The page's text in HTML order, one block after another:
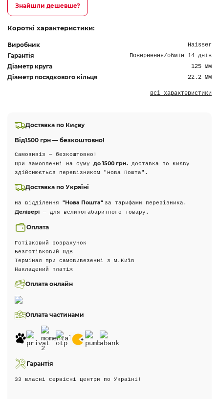
Знайшли дешевше?
Короткі характеристики:
Виробник Haisser
Гарантія Повернення/обмін 14 днів
Діаметр круга 125 мм
Діаметр посадкового кільця 22.2 мм
всі характеристики
Доставка по Києву
Від1500 грн — безкоштовно!
Самовивіз — безкоштовно!
При замовленні на суму до 1500 грн. доставка по Києву
здійснюється перевізником "Нова Пошта".
Доставка по Україні
на відділення "Нова Пошта" за тарифами перевізника.
Делівері — для великогабаритного товару.
Оплата
Готівковий розрахунок
Безготівковий ПДВ
Термінал при самовивезенні з м.Київ
Накладений платіж
Оплата онлайн
Оплата частинами
Гарантія
33 власні сервісні центри по Україні!